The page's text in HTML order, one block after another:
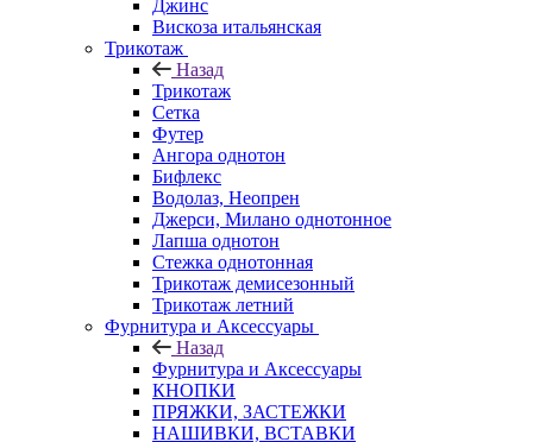
Джинс
Вискоза итальянская
Трикотаж
Назад
Трикотаж
Сетка
Футер
Ангора однотон
Бифлекс
Водолаз, Неопрен
Джерси, Милано однотонное
Лапша однотон
Стежка однотонная
Трикотаж демисезонный
Трикотаж летний
Фурнитура и Аксессуары
Назад
Фурнитура и Аксессуары
КНОПКИ
ПРЯЖКИ, ЗАСТЕЖКИ
НАШИВКИ, ВСТАВКИ